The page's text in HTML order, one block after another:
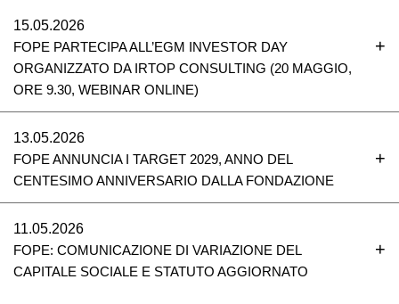
15.05.2026
FOPE PARTECIPA ALL’EGM INVESTOR DAY
ORGANIZZATO DA IRTOP CONSULTING (20 MAGGIO,
ORE 9.30, WEBINAR ONLINE)
13.05.2026
FOPE ANNUNCIA I TARGET 2029, ANNO DEL
CENTESIMO ANNIVERSARIO DALLA FONDAZIONE
11.05.2026
FOPE: COMUNICAZIONE DI VARIAZIONE DEL
CAPITALE SOCIALE E STATUTO AGGIORNATO